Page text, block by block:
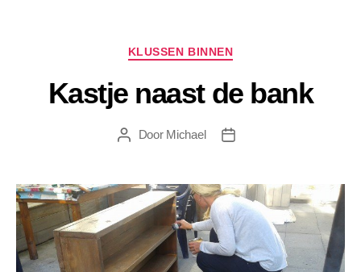
Categorieën
KLUSSEN BINNEN
Kastje naast de bank
Berichtauteur
Door Michael Berichtdatum